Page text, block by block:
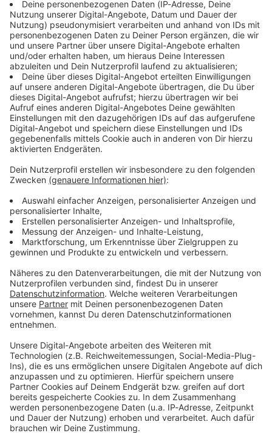
Immer auf dem Laufenden
bleiben!
Verpass' nichts mehr - mit unserem kostenlosen
ANTENNE BAYERN Newsletter. Ob Nachrichten,
Lifestyle oder unsere neuesten Aktionen - wir
informieren dich.
Zum Newsletter anmelden
Du möchtest uns etwas sagen?
Studio Hotline
Kontaktformular
Sprachnachricht